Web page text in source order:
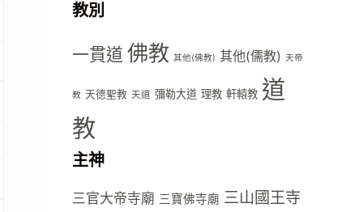
教別
一貫道 佛教 其他(佛教) 其他(儒教) 天帝
教 天德聖教 天道 彌勒大道 理教 軒轅教 道
教
主神
三官大帝寺廟 三寶佛寺廟 三山國王寺